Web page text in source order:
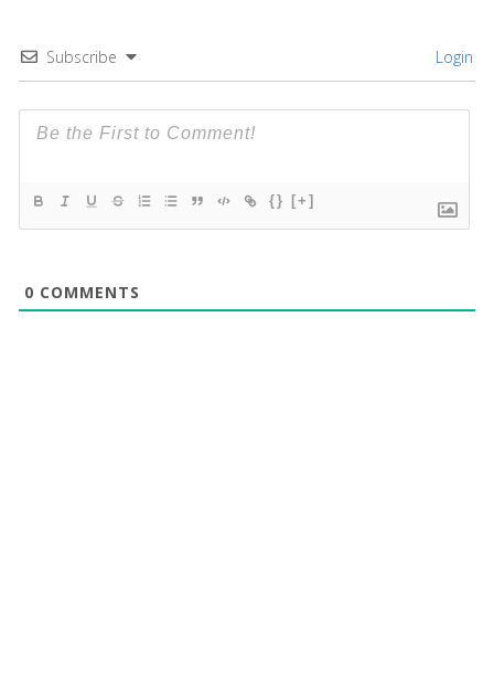
Subscribe Login
{} [+]
0 COMMENTS